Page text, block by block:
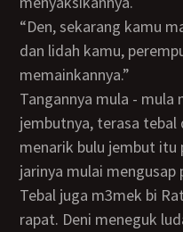
“Den, sekarang kamu mainin m3mek bibi sama mulut
dan lidah kamu,
memainkannya.”
Tangannya mula - mula mengelus dan membelai bulu
jembutnya, terasa tebal
menarik bulu jembut itu
jarinya mulai mengusap
Tebal juga m3mek bi
rapat. Deni meneguk